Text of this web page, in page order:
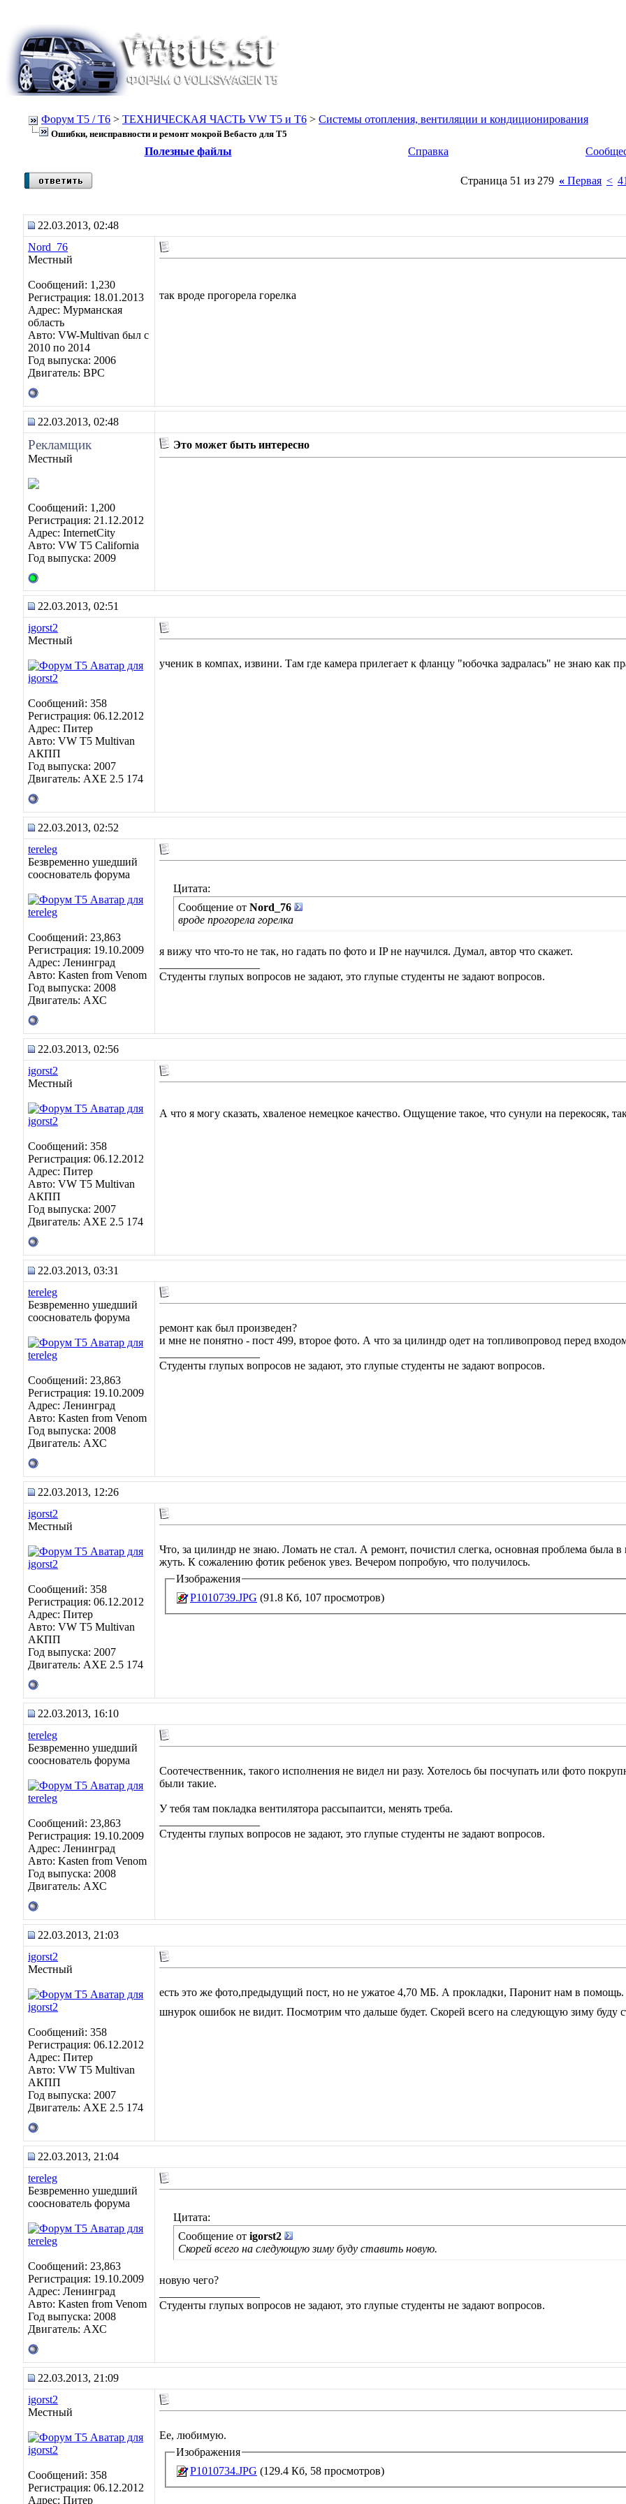
Форум Т5 / T6 > ТЕХНИЧЕСКАЯ ЧАСТЬ VW T5 и T6 > Системы отопления, вентиляции и кондиционирования
Ошибки, неисправности и ремонт мокрой Вебасто для Т5
Полезные файлы
Справка
Страница 51 из 279 « Первая < 41
22.03.2013, 02:48
Nord_76
Местный
Сообщений: 1,230
Регистрация: 18.01.2013
Адрес: Мурманская
область
Авто: VW-Multivan был с
2010 по 2014
Год выпуска: 2006
Двигатель: BPC
так вроде прогорела горелка
22.03.2013, 02:48
Рекламщик
Местный
Сообщений: 1,200
Регистрация: 21.12.2012
Адрес: InternetCity
Авто: VW T5 California
Год выпуска: 2009
Это может быть интересно
22.03.2013, 02:51
igorst2
Местный
Сообщений: 358
Регистрация: 06.12.2012
Адрес: Питер
Авто: VW T5 Multivan
АКПП
Год выпуска: 2007
Двигатель: AXE 2.5 174
ученик в компах, извини. Там где камера прилегает к фланцу "юбочка задралась" не знаю как
22.03.2013, 02:52
tereleg
Безвременно ушедший
сооснователь форума
Сообщений: 23,863
Регистрация: 19.10.2009
Адрес: Ленинград
Авто: Kasten from Venom
Год выпуска: 2008
Двигатель: АХС
Цитата:
Сообщение от Nord_76
вроде прогорела горелка
я вижу что что-то не так, но гадать по фото и IP не научился. Думал, автор что скажет.
Студенты глупых вопросов не задают, это глупые студенты не задают вопросов.
22.03.2013, 02:56
igorst2
Местный
Сообщений: 358
Регистрация: 06.12.2012
Адрес: Питер
Авто: VW T5 Multivan
АКПП
Год выпуска: 2007
Двигатель: AXE 2.5 174
А что я могу сказать, хваленое немецкое качество. Ощущение такое, что сунули на перекосяк,
22.03.2013, 03:31
tereleg
Безвременно ушедший
сооснователь форума
Сообщений: 23,863
Регистрация: 19.10.2009
Адрес: Ленинград
Авто: Kasten from Venom
Год выпуска: 2008
Двигатель: АХС
ремонт как был произведен?
и мне не понятно - пост 499, второе фото. А что за цилиндр одет на топливопровод перед
Студенты глупых вопросов не задают, это глупые студенты не задают вопросов.
22.03.2013, 12:26
igorst2
Местный
Сообщений: 358
Регистрация: 06.12.2012
Адрес: Питер
Авто: VW T5 Multivan
АКПП
Год выпуска: 2007
Двигатель: AXE 2.5 174
Что, за цилиндр не знаю. Ломать не стал. А ремонт, почистил слегка, основная проблема была в
жуть. К сожалению фотик ребенок увез. Вечером попробую, что получилось.
Изображения
P1010739.JPG (91.8 Кб, 107 просмотров)
22.03.2013, 16:10
tereleg
Безвременно ушедший
сооснователь форума
Сообщений: 23,863
Регистрация: 19.10.2009
Адрес: Ленинград
Авто: Kasten from Venom
Год выпуска: 2008
Двигатель: АХС
Соотечественник, такого исполнения не видел ни разу. Хотелось бы посчупать или фото
были такие.
У тебя там покладка вентилятора рассыпаитси, менять треба.
Студенты глупых вопросов не задают, это глупые студенты не задают вопросов.
22.03.2013, 21:03
igorst2
Местный
Сообщений: 358
Регистрация: 06.12.2012
Адрес: Питер
Авто: VW T5 Multivan
АКПП
Год выпуска: 2007
Двигатель: AXE 2.5 174
есть это же фото,предыдущий пост, но не ужатое 4,70 МБ. А прокладки, Паронит нам в помощь.
шнурок ошибок не видит. Посмотрим что дальше будет. Скорей всего на следующую зиму буду
22.03.2013, 21:04
tereleg
Безвременно ушедший
сооснователь форума
Сообщений: 23,863
Регистрация: 19.10.2009
Адрес: Ленинград
Авто: Kasten from Venom
Год выпуска: 2008
Двигатель: АХС
Цитата:
Сообщение от igorst2
Скорей всего на следующую зиму буду ставить новую.
новую чего?
Студенты глупых вопросов не задают, это глупые студенты не задают вопросов.
22.03.2013, 21:09
igorst2
Местный
Сообщений: 358
Регистрация: 06.12.2012
Адрес: Питер
Ее, любимую.
Изображения
P1010734.JPG (129.4 Кб, 58 просмотров)